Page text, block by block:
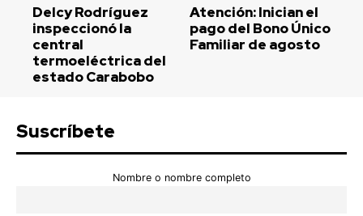
Delcy Rodríguez
inspeccionó la
central
termoeléctrica del
estado Carabobo
Atención: Inician el
pago del Bono Único
Familiar de agosto
Suscríbete
Nombre o nombre completo